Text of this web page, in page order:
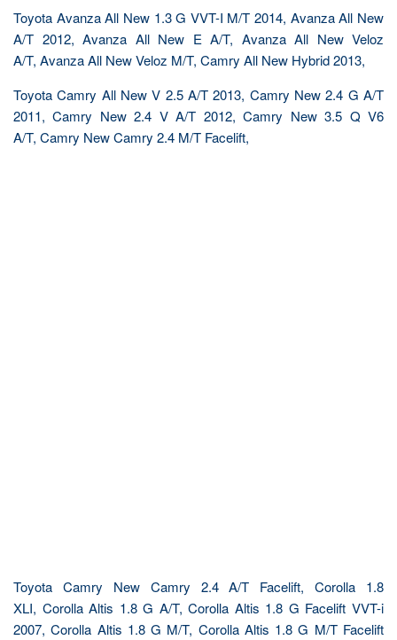
Toyota Avanza All New 1.3 G VVT-I M/T 2014, Avanza All New
A/T 2012, Avanza All New E A/T, Avanza All New Veloz
A/T, Avanza All New Veloz M/T, Camry All New Hybrid 2013,
Toyota Camry All New V 2.5 A/T 2013, Camry New 2.4 G A/T
2011, Camry New 2.4 V A/T 2012, Camry New 3.5 Q V6
A/T, Camry New Camry 2.4 M/T Facelift,
Toyota Camry New Camry 2.4 A/T Facelift, Corolla 1.8
XLI, Corolla Altis 1.8 G A/T, Corolla Altis 1.8 G Facelift VVT-i
2007, Corolla Altis 1.8 G M/T, Corolla Altis 1.8 G M/T Facelift